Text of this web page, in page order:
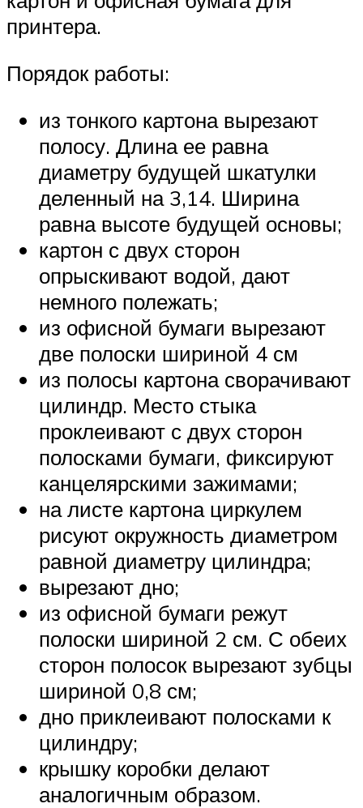
принтера.
Порядок работы:
из тонкого картона вырезают
полосу. Длина ее равна
диаметру будущей шкатулки
деленный на 3,14. Ширина
равна высоте будущей основы;
картон с двух сторон
опрыскивают водой, дают
немного полежать;
из офисной бумаги вырезают
две полоски шириной 4 см
из полосы картона сворачивают
цилиндр. Место стыка
проклеивают с двух сторон
полосками бумаги, фиксируют
канцелярскими зажимами;
на листе картона циркулем
рисуют окружность диаметром
равной диаметру цилиндра;
вырезают дно;
из офисной бумаги режут
полоски шириной 2 см. С обеих
сторон полосок вырезают зубцы
шириной 0,8 см;
дно приклеивают полосками к
цилиндру;
крышку коробки делают
аналогичным образом.